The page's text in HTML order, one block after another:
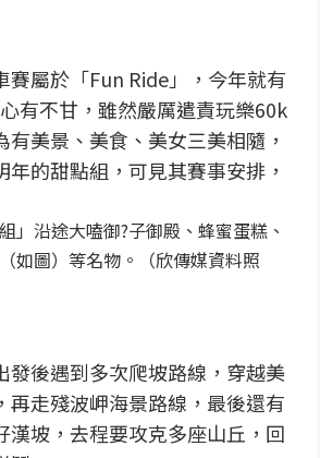
賽屬於「Fun Ride」，今年就有
有不甘，雖然嚴厲遣責玩樂60k
有美景、美食、美女三美相隨，
的甜點組，可見其賽事安排，
」沿途大嗑御?子御殿、蜂蜜蛋糕、
如圖）等名物。（欣傳媒資料照
發後遇到多次爬坡路線，穿越美
再走殘波岬海景路線，最後還有
漢坡，去程要攻克多座山丘，回